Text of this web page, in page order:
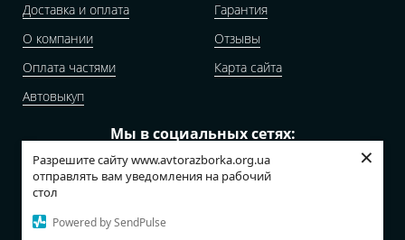
Разрешите сайту www.avtorazborka.org.ua
отправлять вам уведомления на рабочий
стол
Powered by SendPulse
×
Доставка и оплата
О компании
Оплата частями
Автовыкуп
Гарантия
Отзывы
Карта сайта
Мы в социальных сетях:
Адреса наших складов: